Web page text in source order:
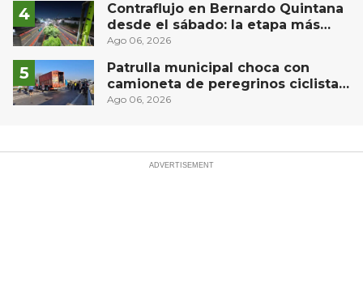
Contraflujo en Bernardo Quintana
desde el sábado: la etapa más
compleja del operativo vial
Ago 06, 2026
Patrulla municipal choca con
camioneta de peregrinos ciclistas
en la autopista México-Querétaro
Ago 06, 2026